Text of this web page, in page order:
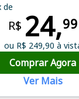
de
R$ 24,99
ou R$ 249,90 à
Comprar Agora
Ver Mais